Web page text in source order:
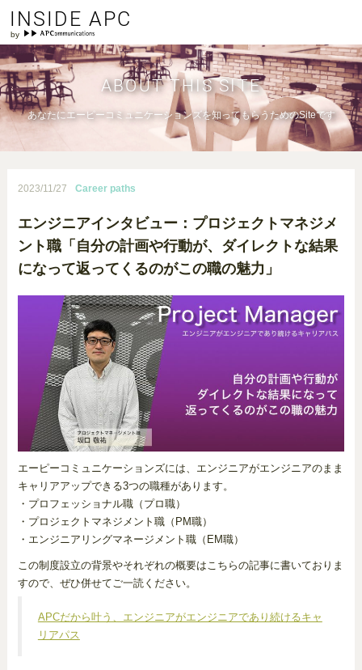
INSIDE APC
ABOUT THIS SITE
あなたにエーピーコミュニケーションズを知ってもらうためのSiteです
2023/11/27 Career paths
エンジニアインタビュー：プロジェクトマネジメ
ント職「自分の計画や行動が、ダイレクトな結果
になって返ってくるのがこの職の魅力」
エーピーコミュニケーションズには、エンジニアがエンジニアのまま
キャリアアップできる3つの職種があります。
・プロフェッショナル職（プロ職）
・プロジェクトマネジメント職（PM職）
・エンジニアリングマネージメント職（EM職）
この制度設立の背景やそれぞれの概要はこちらの記事に書いておりま
すので、ぜひ併せてご一読ください。
APCだから叶う、エンジニアがエンジニアであり続けるキャ
リアパス